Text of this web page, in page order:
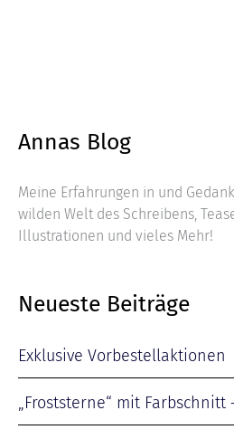
Annas Blog
Meine Erfahrungen in und
wilden Welt des Schreibens,
Illustrationen und vieles Mehr!
Neueste Beiträge
Exklusive Vorbestellaktionen
„Froststerne“ mit